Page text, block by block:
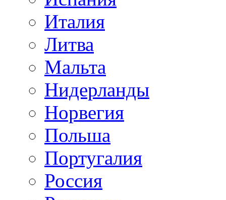
Италия
Литва
Мальта
Нидерланды
Норвегия
Польша
Португалия
Россия